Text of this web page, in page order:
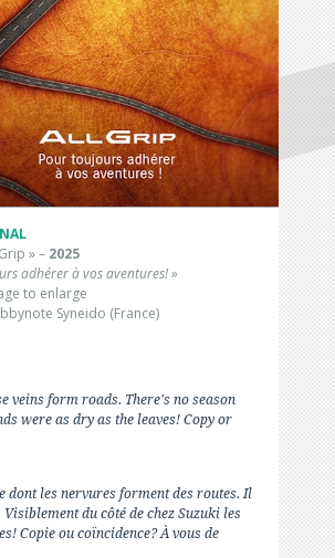
» – 2025
adhérer à vos aventures! »
to enlarge
Syneido (France)
veins form roads. There's no season
were as dry as the leaves! Copy or
dont les nervures forment des routes. Il
du côté de chez Suzuki les
Copie ou coïncidence? À vous de